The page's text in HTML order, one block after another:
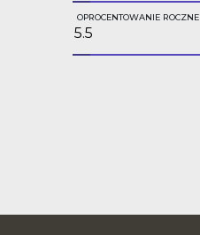
OPROCENTOWANIE ROCZNE